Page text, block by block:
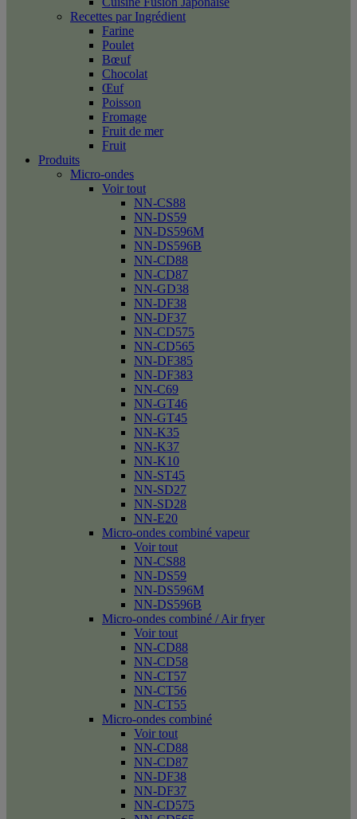
Recettes par Ingrédient
Farine
Poulet
Bœuf
Chocolat
Œuf
Poisson
Fromage
Fruit de mer
Fruit
Produits
Micro-ondes
Voir tout
NN-CS88
NN-DS59
NN-DS596M
NN-DS596B
NN-CD88
NN-CD87
NN-GD38
NN-DF38
NN-DF37
NN-CD575
NN-CD565
NN-DF385
NN-DF383
NN-C69
NN-GT46
NN-GT45
NN-K35
NN-K37
NN-K10
NN-ST45
NN-SD27
NN-SD28
NN-E20
Micro-ondes combiné vapeur
Voir tout
NN-CS88
NN-DS59
NN-DS596M
NN-DS596B
Micro-ondes combiné / Air fryer
Voir tout
NN-CD88
NN-CD58
NN-CT57
NN-CT56
NN-CT55
Micro-ondes combiné
Voir tout
NN-CD88
NN-CD87
NN-DF38
NN-DF37
NN-CD575